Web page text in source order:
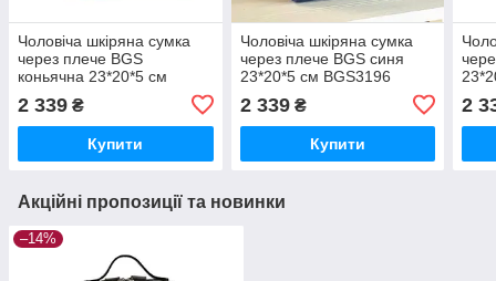
Чоловіча шкіряна сумка
через плече BGS
коньячна 23*20*5 см
2 339 ₴
Купити
Чоловіча шкіряна сумка
через плече BGS синя
23*20*5 см BGS3196
2 339₴
Купити
2
Акційні пропозиції та новинки
–14%